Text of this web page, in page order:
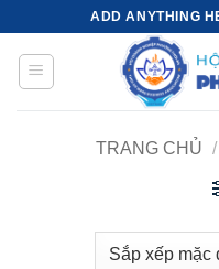
dung
ADD ANYTHING
TRANG CHỦ /